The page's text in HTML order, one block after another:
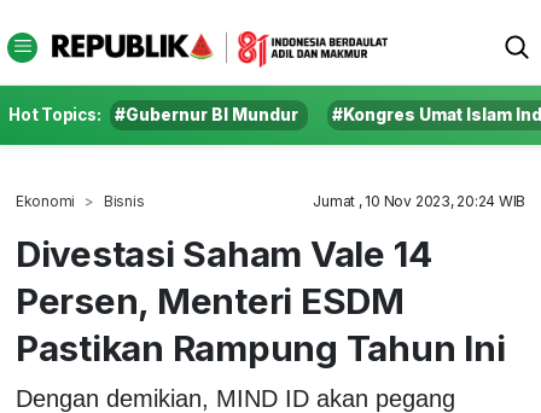
Hot Topics: #Gubernur BI Mundur #Kongres Umat Islam
Ekonomi Bisnis Jumat , 10 Nov 2023, 20:24 WIB
Divestasi Saham Vale 14
Persen, Menteri ESDM
Pastikan Rampung Tahun Ini
Dengan demikian, MIND ID akan pegang